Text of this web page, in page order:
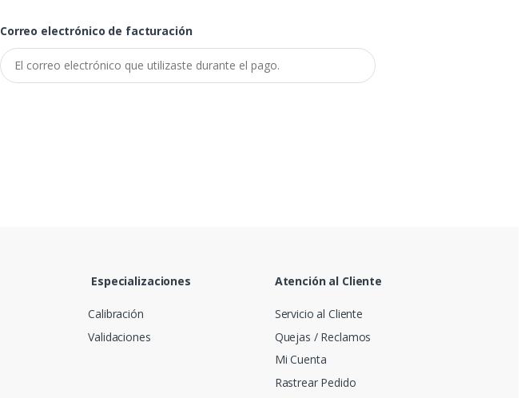
Correo electrónico de facturación
Especializaciones
Calibración
Validaciones
Atención al Cliente
Servicio al Cliente
Quejas / Reclamos
Mi Cuenta
Rastrear Pedido